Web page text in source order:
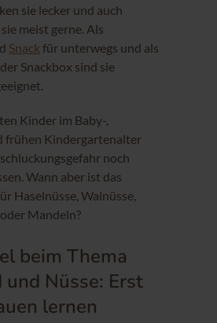
sie lecker und auch
meist gerne. Als
Snack für unterwegs und als
Snackbox sind sie
Kinder im Baby-,
frühen Kindergartenalter
noch
Wann aber ist das
Haselnüsse, Walnüsse,
Mandeln?
beim Thema
und Nüsse: Erst
lernen